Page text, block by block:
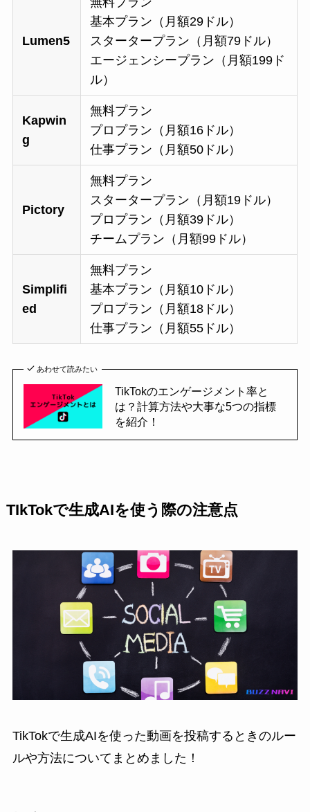
Lumen5
基本プラン（月額29ドル）
スタータープラン（月額79ドル）
エージェンシープラン（月額199ド
ル）
Kapwin
g
無料プラン
プロプラン（月額16ドル）
仕事プラン（月額50ドル）
Pictory
無料プラン
スタータープラン（月額19ドル）
プロプラン（月額39ドル）
チームプラン（月額99ドル）
Simplifi
ed
無料プラン
基本プラン（月額10ドル）
プロプラン（月額18ドル）
仕事プラン（月額55ドル）
あわせて読みたい
TikTokのエンゲージメント率と
は？計算方法や大事な5つの指標
を紹介！
TIkTokで生成AIを使う際の注意点
TikTokで生成AIを使った動画を投稿するときのルー
ルや方法についてまとめました！